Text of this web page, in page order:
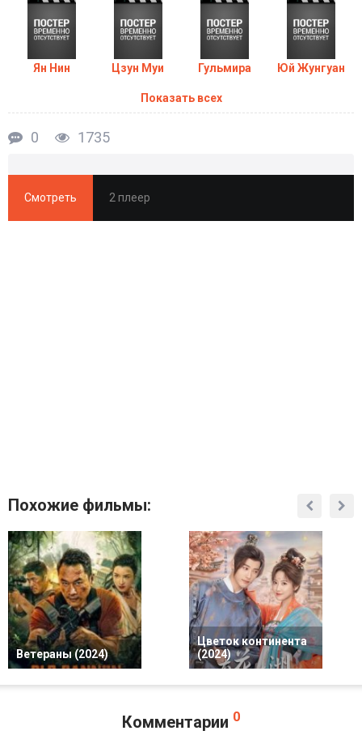
Ян Нин Цзун Муи Гульмира Юй Жунгуан
Показать всех
0 1735
Смотреть 2 плеер
Похожие фильмы:
Ветераны (2024)
Цветок континента
(2024)
Комментарии 0